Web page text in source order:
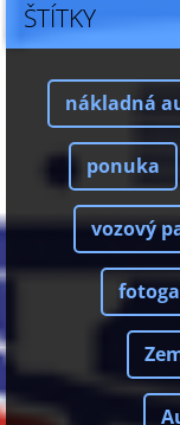
ŠTÍTKY
nákladná
ponuka
vozový